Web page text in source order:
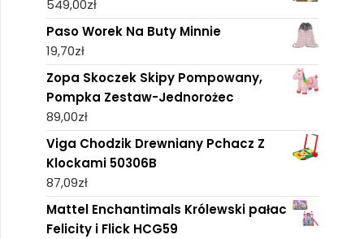
549,00zł
Paso Worek Na Buty Minnie
19,70zł
Zopa Skoczek Skipy Pompowany,
Pompka Zestaw-Jednorożec
89,00zł
Viga Chodzik Drewniany Pchacz Z
Klockami 50306B
87,09zł
Mattel Enchantimals Królewski pałac
Felicity i Flick HCG59